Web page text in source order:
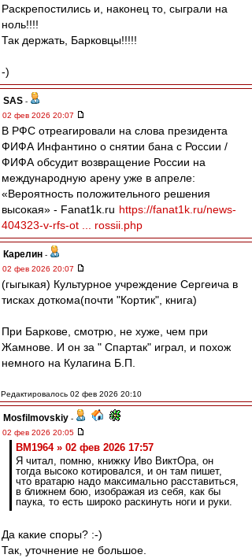
Раскрепостились и, наконец то, сыграли на
ноль!!!!
Так держать, Барковцы!!!!!
-)
SAS -
02 фев 2026 20:07
В РФС отреагировали на слова президента
ФИФА Инфантино о снятии бана с России /
ФИФА обсудит возвращение России на
международную арену уже в апреле:
«Вероятность положительного решения
высокая» - Fanat1k.ru https://fanat1k.ru/news-
404323-v-rfs-ot ... rossii.php
Карелин -
02 фев 2026 20:07
(гыгыкая) Культурное учреждение Сергеича в
тисках доткома(почти "Кортик", книга)
При Баркове, смотрю, не хуже, чем при
Жамнове. И он за " Спартак" играл, и похож
немного на Кулагина Б.П.
Редактировалось 02 фев 2026 20:10
Mosfilmovskiy -
02 фев 2026 20:05
BM1964 » 02 фев 2026 17:57
Я читал, помню, книжку Иво ВиктОра, он
тогда высоко котировался, и он там пишет,
что вратарю надо максимально расставиться,
в ближнем бою, изображая из себя, как бы
паука, то есть широко раскинуть ноги и руки.
Да какие споры? :-)
Так, уточнение не большое.